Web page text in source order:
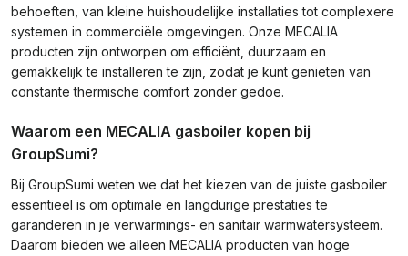
behoeften, van kleine huishoudelijke installaties tot complexere
systemen in commerciële omgevingen. Onze MECALIA
producten zijn ontworpen om efficiënt, duurzaam en
gemakkelijk te installeren te zijn, zodat je kunt genieten van
constante thermische comfort zonder gedoe.
Waarom een MECALIA gasboiler kopen bij
GroupSumi?
Bij GroupSumi weten we dat het kiezen van de juiste gasboiler
essentieel is om optimale en langdurige prestaties te
garanderen in je verwarmings- en sanitair warmwatersysteem.
Daarom bieden we alleen MECALIA producten van hoge